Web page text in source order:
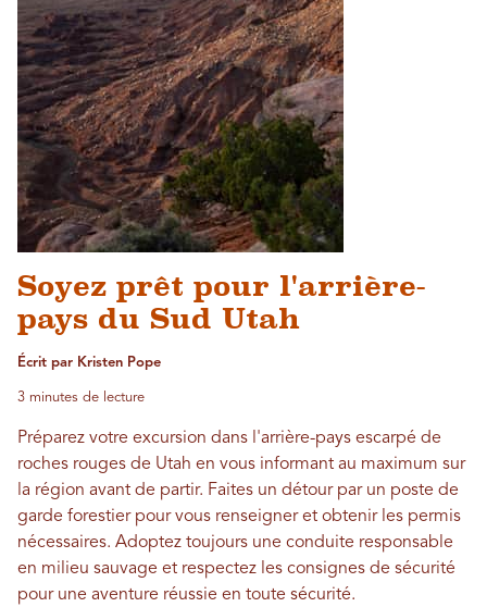
Soyez prêt pour l'arrière-
pays du Sud Utah
Écrit par Kristen Pope
3 minutes de lecture
Préparez votre excursion dans l'arrière-pays escarpé de
roches rouges de Utah en vous informant au maximum sur
la région avant de partir. Faites un détour par un poste de
garde forestier pour vous renseigner et obtenir les permis
nécessaires. Adoptez toujours une conduite responsable
en milieu sauvage et respectez les consignes de sécurité
pour une aventure réussie en toute sécurité.